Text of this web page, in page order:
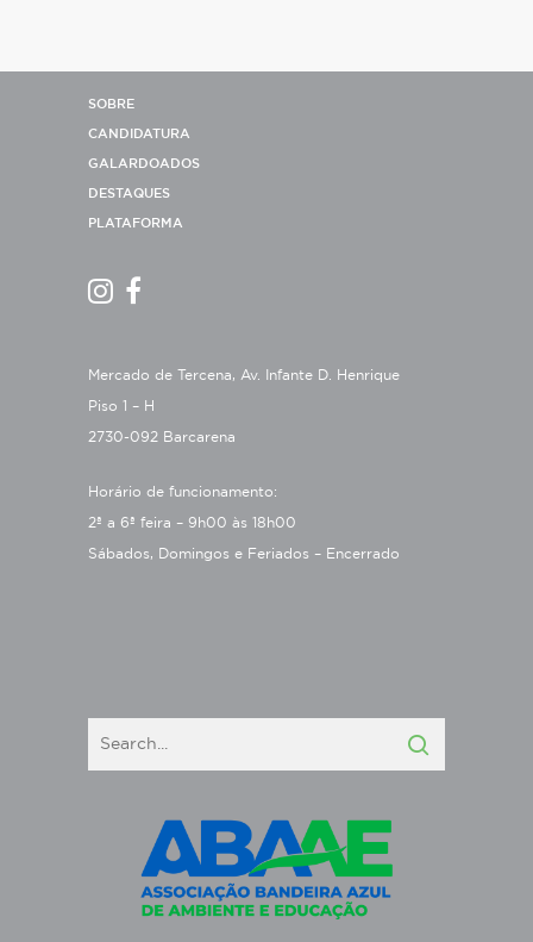
SOBRE
CANDIDATURA
GALARDOADOS
DESTAQUES
PLATAFORMA
Mercado de Tercena, Av. Infante D. Henrique
Piso 1 – H
2730-092 Barcarena
Horário de funcionamento:
2ª a 6ª feira – 9h00 às 18h00
Sábados, Domingos e Feriados – Encerrado